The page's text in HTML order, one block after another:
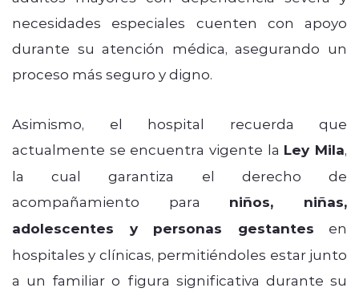
necesidades especiales cuenten con apoyo
durante su atención médica, asegurando un
proceso más seguro y digno.
Asimismo, el hospital recuerda que
actualmente se encuentra vigente la Ley Mila,
la cual garantiza el derecho de
acompañamiento para niños, niñas,
adolescentes y personas gestantes en
hospitales y clínicas, permitiéndoles estar junto
a un familiar o figura significativa durante su